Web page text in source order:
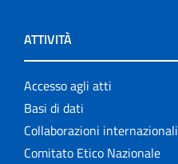
ATTIVITÀ
Accesso agli atti
Basi di dati
Collaborazioni internazionali
Comitato Etico Nazionale